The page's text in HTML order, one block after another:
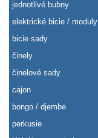
jednotlivé bubny
elektrické bicie / moduly
bicie sady
činely
činelové sady
cajon
bongo / djembe
perkusie